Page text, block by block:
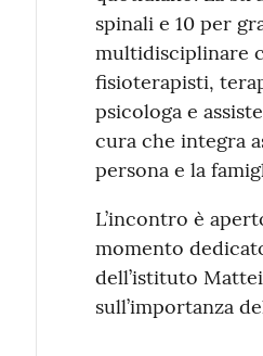
spinali e 10 per
multidisciplinare
fisioterapisti,
psicologa e
cura che integra
persona e la
L’incontro è
momento
dell’istituto
sull’importanza